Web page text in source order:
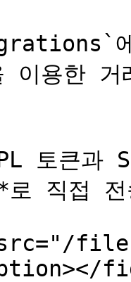
에
용한 거
토큰과
로 직접